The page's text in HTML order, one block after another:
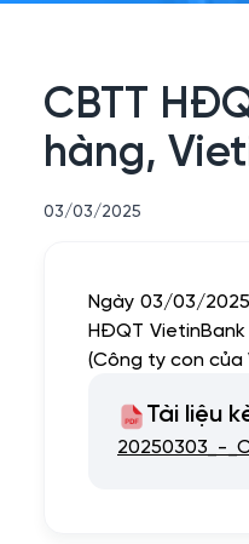
CBTT
hàng,
03/03/2025
Ngày 03/03/
HĐQT
(Công ty con của
Tài liệu
20250303_-